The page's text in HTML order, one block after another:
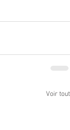
Voir tout